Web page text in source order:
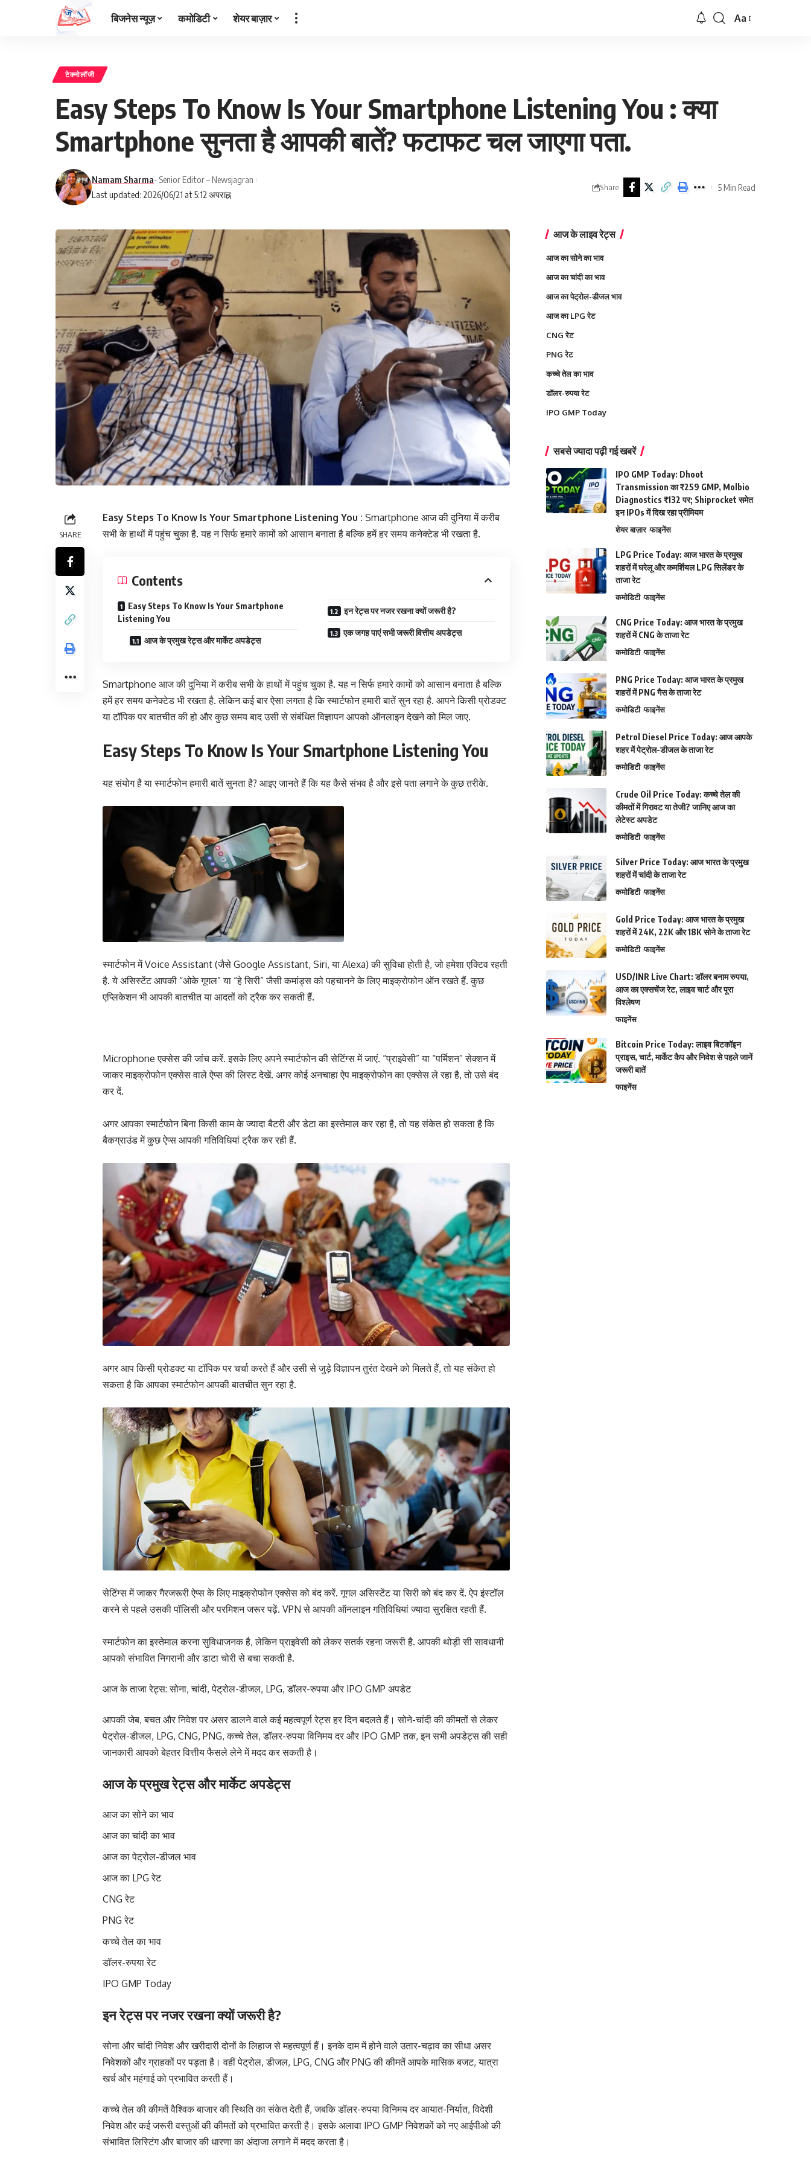
बिजनेस न्यूज़ कमोडिटी शेयर बाज़ार
Font
Aa
टेक्नोलॉजी
Easy Steps To Know Is Your Smartphone Listening You : क्या
Smartphone सुनता है आपकी बातें? फटाफट चल जाएगा पता.
Last updated: 2026/06/21 at 5:12 अपराह्न
Namam Sharma- Senior Editor – Newsjagran
Share 5 Min Read
SHARE
Easy Steps To Know Is Your Smartphone Listening You : Smartphone आज की दुनिया में करीब
सभी के हाथों में पहुंच चुका है. यह न सिर्फ हमारे कामों को आसान बनाता है बल्कि हमें हर समय कनेक्टेड भी रखता है.
Contents
Easy Steps To Know Is Your Smartphone
Listening You
आज के प्रमुख रेट्स और मार्केट अपडेट्स
इन रेट्स पर नजर रखना क्यों जरूरी है?
एक जगह पाएं सभी जरूरी वित्तीय अपडेट्स
Smartphone आज की दुनिया में करीब सभी के हाथों में पहुंच चुका है. यह न सिर्फ हमारे कामों को आसान बनाता है बल्कि
हमें हर समय कनेक्टेड भी रखता है. लेकिन कई बार ऐसा लगता है कि स्मार्टफोन हमारी बातें सुन रहा है. आपने किसी प्रोडक्ट
या टॉपिक पर बातचीत की हो और कुछ समय बाद उसी से संबंधित विज्ञापन आपको ऑनलाइन देखने को मिल जाए.
Easy Steps To Know Is Your Smartphone Listening You
यह संयोग है यास्मार्टफोन हमारी बातें सुनता है? आइए जानते हैं कि यह कैसे संभव है और इसे पता लगाने के कुछ तरीके.
स्मार्टफोन में Voice Assistant (जैसे Google Assistant, Siri, या Alexa) की सुविधा होती है, जो हमेशा एक्टिव रहती
है. ये असिस्टेंट आपकी “ओके गूगल” या “हे सिरी” जैसी कमांड्स को पहचानने के लिए माइक्रोफोन ऑन रखते हैं. कुछ
एप्लिकेशन भी आपकी बातचीत या आदतों को ट्रैक कर सकती हैं.
Microphone एक्सेस की जांच करें. इसके लिए अपने स्मार्टफोन की सेटिंग्स में जाएं. “प्राइवेसी” या “पर्मिशन” सेक्शन में
जाकर माइक्रोफोन एक्सेस वाले ऐप्स की लिस्ट देखें. अगर कोई अनचाहा ऐप माइक्रोफोन का एक्सेस ले रहा है, तो उसे बंद
कर दें.
अगर आपका स्मार्टफोन बिना किसी काम के ज्यादा बैटरी और डेटा का इस्तेमाल कर रहा है, तो यह संकेत हो सकता है कि
बैकग्राउंड में कुछ ऐप्स आपकी गतिविधियां ट्रैक कर रही हैं.
अगर आप किसी प्रोडक्ट या टॉपिक पर चर्चा करते हैं और उसी से जुड़े विज्ञापन तुरंत देखने को मिलते हैं, तो यह संकेत हो
सकता है कि आपका स्मार्टफोन आपकी बातचीत सुन रहा है.
सेटिंग्स में जाकर गैरजरूरी ऐप्स के लिए माइक्रोफोन एक्सेस को बंद करें. गूगल असिस्टेंट या सिरी को बंद कर दें. ऐप इंस्टॉल
करने से पहले उसकी पॉलिसी और परमिशन जरूर पढ़ें. VPN से आपकी ऑनलाइन गतिविधियां ज्यादा सुरक्षित रहती हैं.
स्मार्टफोन का इस्तेमाल करना सुविधाजनक है, लेकिन प्राइवेसी को लेकर सतर्क रहना जरूरी है. आपकी थोड़ी सी सावधानी
आपको संभावित निगरानी और डाटा चोरी से बचा सकती है.
आज के ताजा रेट्स: सोना, चांदी, पेट्रोल-डीजल, LPG, डॉलर-रुपया और IPO GMP अपडेट
आपकी जेब, बचत और निवेश पर असर डालने वाले कई महत्वपूर्ण रेट्स हर दिन बदलते हैं। सोने-चांदी की कीमतों से लेकर
पेट्रोल-डीजल, LPG, CNG, PNG, कच्चे तेल, डॉलर-रुपया विनिमय दर और IPO GMP तक, इन सभी अपडेट्स की सही
जानकारी आपको बेहतर वित्तीय फैसले लेने में मदद कर सकती है।
आज के प्रमुख रेट्स और मार्केट अपडेट्स
आज का सोने का भाव
आज का चांदी का भाव
आज का पेट्रोल-डीजल भाव
आज का LPG रेट
CNG रेट
PNG रेट
कच्चे तेल का भाव
डॉलर-रुपया रेट
IPO GMP Today
इन रेट्स पर नजर रखना क्यों जरूरी है?
सोना और चांदी निवेश और खरीदारी दोनों के लिहाज से महत्वपूर्ण हैं। इनके दाम में होने वाले उतार-चढ़ाव का सीधा असर
निवेशकों और ग्राहकों पर पड़ता है। वहीं पेट्रोल, डीजल, LPG, CNG और PNG की कीमतें आपके मासिक बजट, यात्रा
खर्च और महंगाई को प्रभावित करती हैं।
कच्चे तेल की कीमतें वैश्विक बाजार की स्थिति का संकेत देती हैं, जबकि डॉलर-रुपया विनिमय दर आयात-निर्यात, विदेशी
निवेश और कई जरूरी वस्तुओं की कीमतों को प्रभावित करती है। इसके अलावा IPO GMP निवेशकों को नए आईपीओ की
संभावित लिस्टिंग और बाजार की धारणा का अंदाजा लगाने में मदद करता है।
आज के लाइव रेट्स
आज का सोने का भाव
आज का चांदी का भाव
आज का पेट्रोल-डीजल भाव
आज का LPG रेट
CNG रेट
PNG रेट
कच्चे तेल का भाव
डॉलर-रुपया रेट
IPO GMP Today
सबसे ज्यादा पढ़ी गई खबरें
IPO GMP Today: Dhoot
Transmission का ₹259 GMP, Molbio
Diagnostics ₹132 पर; Shiprocket समेत
इन IPOs में दिख रहा प्रीमियम
शेयर बाज़ार फाइनेंस
LPG Price Today: आज भारत के प्रमुख
शहरों में घरेलू और कमर्शियल LPG सिलेंडर के
ताजा रेट
कमोडिटी फाइनेंस
CNG Price Today: आज भारत के प्रमुख
शहरों में CNG के ताजा रेट
कमोडिटी फाइनेंस
PNG Price Today: आज भारत के प्रमुख
शहरों में PNG गैस के ताजा रेट
कमोडिटी फाइनेंस
Petrol Diesel Price Today: आज आपके
शहर में पेट्रोल-डीजल के ताजा रेट
कमोडिटी फाइनेंस
Crude Oil Price Today: कच्चे तेल की
कीमतों में गिरावट या तेजी? जानिए आज का
लेटेस्ट अपडेट
कमोडिटी फाइनेंस
Silver Price Today: आज भारत के प्रमुख
शहरों में चांदी के ताजा रेट
कमोडिटी फाइनेंस
Gold Price Today: आज भारत के प्रमुख
शहरों में 24K, 22K और 18K सोने के ताजा रेट
कमोडिटी फाइनेंस
USD/INR Live Chart: डॉलर बनाम रुपया,
आज का एक्सचेंज रेट, लाइव चार्ट और पूरा
विश्लेषण
फाइनेंस
Bitcoin Price Today: लाइव बिटकॉइन
प्राइस, चार्ट, मार्केट कैप और निवेश से पहले जानें
जरूरी बातें
फाइनेंस